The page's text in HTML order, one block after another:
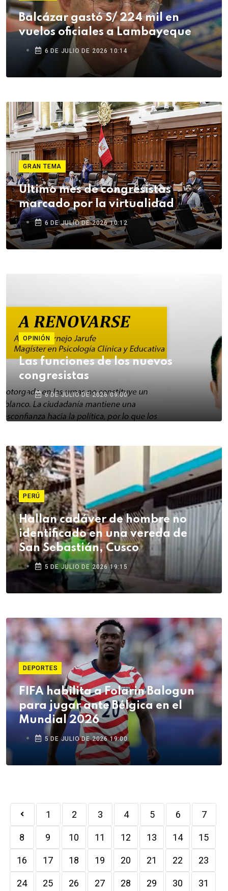
Balcázar gastó S/ 224 mil en
vuelos oficiales a Lambayeque
6 DE JULIO DE 2026 10:14
GRAN TEMA
Último mes de congresistas
marcado por la virtualidad
6 DE JULIO DE 2026 10:12
OPINIÓN
Las funciones de los nuevos
congresistas
6 DE JULIO DE 2026 09:00
PERÚ
Hallan cadáver de hombre no
identificado en una vereda de
San Sebastián, Cusco
5 DE JULIO DE 2026 19:15
DEPORTES
FIFA habilita a Folarin Balogun
para jugar ante Bélgica en el
Mundial 2026
5 DE JULIO DE 2026 19:00
1 2 3 4 5 6 7
8 9 10 11 12 13 14 15
16 17 18 19 20 21 22 23
24 25 26 27 28 29 30 31